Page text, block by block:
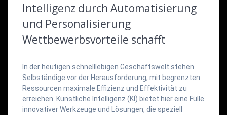
Intelligenz durch Automatisierung
und Personalisierung
Wettbewerbsvorteile schafft
In der heutigen schnelllebigen Geschäftswelt stehen
Selbständige vor der Herausforderung, mit begrenzten
Ressourcen maximale Effizienz und Effektivität zu
erreichen. Künstliche Intelligenz (KI) bietet hier eine Fülle
innovativer Werkzeuge und Lösungen, die speziell